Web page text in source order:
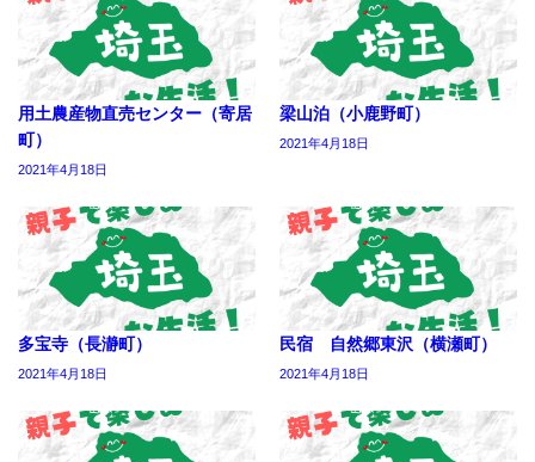
用土農産物直売センター（寄居
町）
2021年4月18日
梁山泊（小鹿野町）
2021年4月18日
多宝寺（長瀞町）
2021年4月18日
民宿 自然郷東沢（横瀬町）
2021年4月18日